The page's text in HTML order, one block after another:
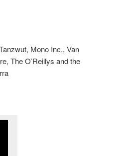
Mono Inc., Van
The O’Reillys and the